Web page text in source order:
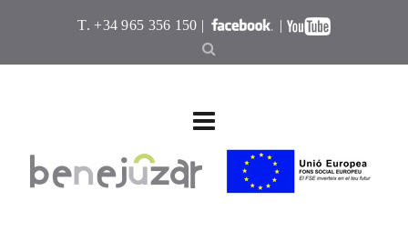
T. +34 965 356 150 | |